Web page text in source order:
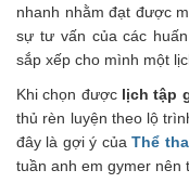
nhanh nhằm đạt được
sự tư vấn của các
sắp xếp cho mình một
Khi chọn được lịch tập
thủ rèn luyện theo lộ
đây là gợi ý củaThể
tuần anh em gymer nên